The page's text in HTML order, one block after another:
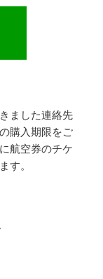
ました連絡先
購入期限をご
航空券のチケ
す。